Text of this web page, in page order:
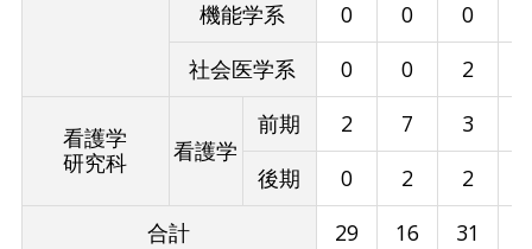
機能学系
0 0 0
社会医学系
0 0 2
看護学
研究科
看護学
前期 2 7 3
後期
0 2 2
合計
29 16 31